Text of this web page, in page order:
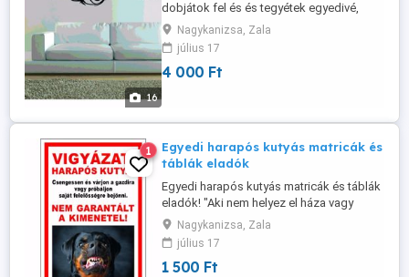
16
dobjátok fel és és tegyétek egyedivé,
elegánssá falmatricákkal otthonotokat!
Matrica mérete: megbeszélés alapján
Anyaga: öntapadós dekor fólia Ár:
árajánlat alapján Bármilyen színben
Nagykanizsa, Zala
július 17
4 000 Ft
1
Egyedi harapós kutyás matricák és
táblák eladók
Egyedi harapós kutyás matricák és táblák
eladók! "Aki nem helyez el háza vagy
lakása bejáratán a harapós kutyára utaló
megfelelő figyelmeztető táblát, az
szabálysértést követ el."
(Kormányrendelet) Hogy neked se legyen
Nagykanizsa, Zala
július 17
1 500 Ft